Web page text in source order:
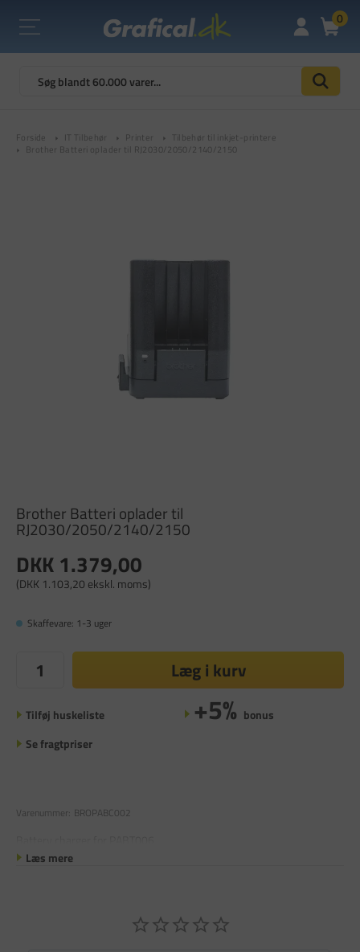
0
Forside IT Tilbehør Printer
Tilbehør til inkjet-printere
Brother Batteri oplader til RJ2030/2050/2140/2150
Brother Batteri oplader til
RJ2030/2050/2140/2150
DKK 1.379,00
(DKK 1.103,20 ekskl. moms)
Skaffevare: 1-3 uger
Læg i kurv
Tilføj huskeliste +5% bonus
Se fragtpriser
Varenummer: BROPABC002
Læs mere